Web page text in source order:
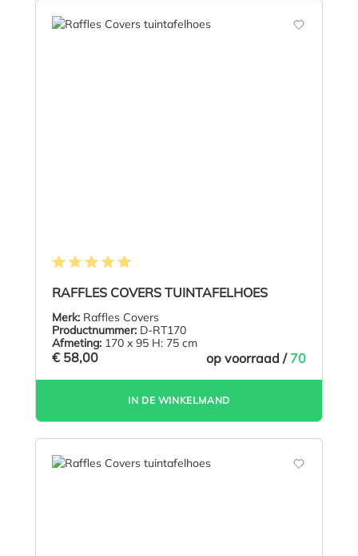
RAFFLES COVERS TUINTAFELHOES
Merk: Raffles Covers
Productnummer: D-RT170
Afmeting: 170 x 95 H: 75 cm
€ 58,00 op voorraad / 70
IN DE WINKELMAND